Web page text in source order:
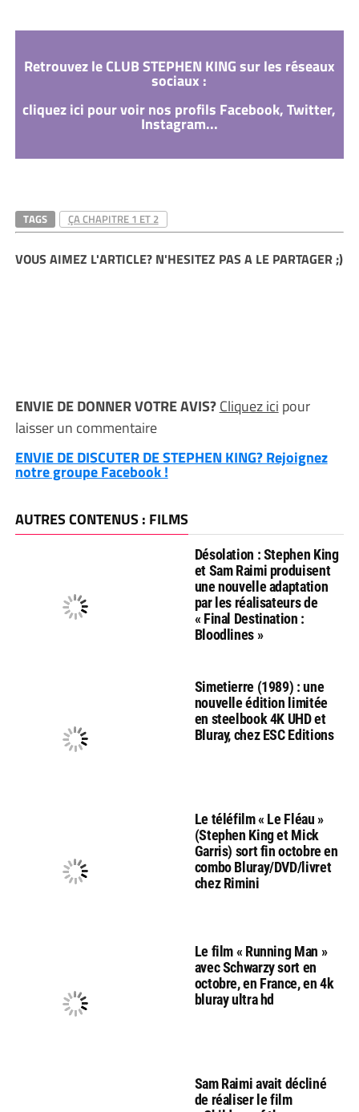
Retrouvez le CLUB STEPHEN KING sur les réseaux
sociaux :
cliquez ici pour voir nos profils Facebook, Twitter,
Instagram...
TAGS ÇA CHAPITRE 1 ET 2
VOUS AIMEZ L'ARTICLE? N'HESITEZ PAS A LE PARTAGER ;)
ENVIE DE DONNER VOTRE AVIS?Cliquez ici pour
laisser un commentaire
ENVIE DE DISCUTER DE STEPHEN KING? Rejoignez
notre groupe Facebook !
AUTRES CONTENUS : FILMS
Désolation : Stephen King
et Sam Raimi produisent
une nouvelle adaptation
par les réalisateurs de
« Final Destination :
Bloodlines »
Simetierre (1989) : une
nouvelle édition limitée
en steelbook 4K UHD et
Bluray, chez ESC Editions
Le téléfilm « Le Fléau »
(Stephen King et Mick
Garris) sort fin octobre en
combo Bluray/DVD/livret
chez Rimini
Le film « Running Man »
avec Schwarzy sort en
octobre, en France, en 4k
bluray ultra hd
Sam Raimi avait décliné
de réaliser le film